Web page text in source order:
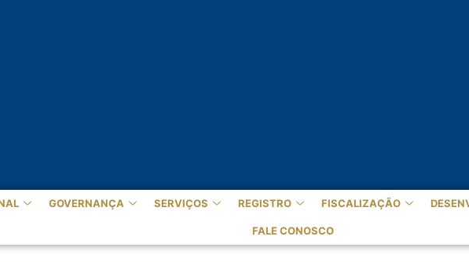
GOVERNANÇA SERVIÇOS REGISTRO FISCALIZAÇÃO
FALE CONOSCO